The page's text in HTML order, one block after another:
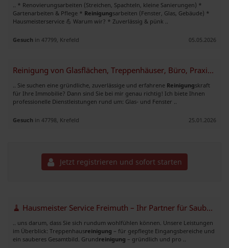
.. * Renovierungsarbeiten (Streichen, Spachteln, kleine Sanierungen) *
Gartenarbeiten & Pflege * Reinigungsarbeiten (Fenster, Glas, Gebäude) *
Hausmeisterservice 💪 Warum wir? * Zuverlässig & pünk ..
Gesuch in 47799, Krefeld 05.05.2026
Reinigung von Glasflächen, Treppenhäuser, Büro, Praxis, Werke
.. Sie suchen eine gründliche, zuverlässige und erfahrene Reinigungskraft
für Ihre Immobilie? Dann sind Sie bei mir genau richtig! Ich biete Ihnen
professionelle Dienstleistungen rund um: Glas- und Fenster ..
Gesuch in 47798, Krefeld 25.01.2026
Jetzt registrieren und sofort starten
🧹 Hausmeister Service Freimuth – Ihr Partner für Sauberkeit & Ordnung
.. uns darum, dass Sie sich rundum wohlfühlen können. Unsere Leistungen
im Überblick: Treppenhausreinigung – für gepflegte Eingangsbereiche und
ein sauberes Gesamtbild. Grundreinigung – gründlich und pro ..